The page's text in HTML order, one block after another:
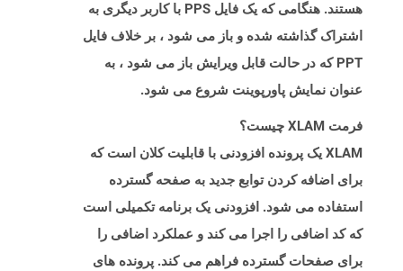
هستند. هنگامی که یک فایل PPS با کاربر دیگری به
اشتراک گذاشته شده و باز می شود ، بر خلاف فایل
PPT که در حالت قابل ویرایش باز می شود ، به
عنوان نمایش پاورپوینت شروع می شود.
فرمت XLAM چیست؟
XLAM یک پرونده افزودنی با قابلیت کلان است که
برای اضافه کردن توابع جدید به صفحه گسترده
استفاده می شود. افزودنی یک برنامه تکمیلی است
که کد اضافی را اجرا می کند و عملکرد اضافی را
برای صفحات گسترده فراهم می کند. پرونده های